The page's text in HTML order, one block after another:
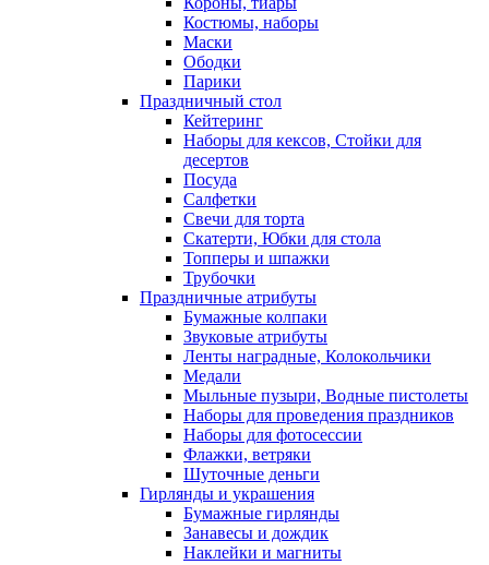
Костюмы, наборы
Маски
Ободки
Парики
Праздничный стол
Кейтеринг
Наборы для кексов, Стойки для
десертов
Посуда
Салфетки
Свечи для торта
Скатерти, Юбки для стола
Топперы и шпажки
Трубочки
Праздничные атрибуты
Бумажные колпаки
Звуковые атрибуты
Ленты наградные, Колокольчики
Медали
Мыльные пузыри, Водные пистолеты
Наборы для проведения праздников
Наборы для фотосессии
Флажки, ветряки
Шуточные деньги
Гирлянды и украшения
Бумажные гирлянды
Занавесы и дождик
Наклейки и магниты